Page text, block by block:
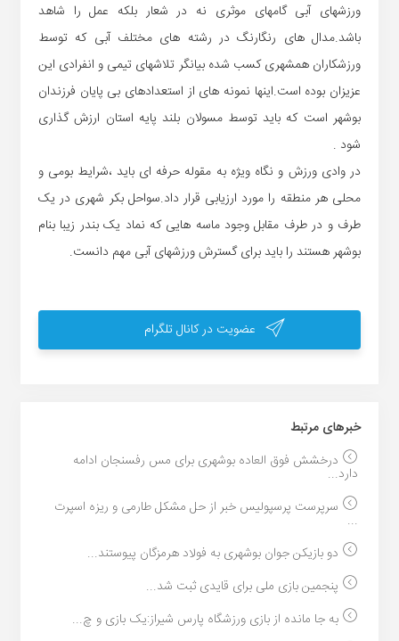
ورزشهای آبی گامهای موثری نه در شعار بلکه عمل را شاهد
باشد.مدال های رنگارنگ در رشته های مختلف آبی که توسط
ورزشکاران همشهری کسب شده بیانگر تلاشهای تیمی و انفرادی این
عزیزان بوده است.اینها نمونه های از استعدادهای بی پایان فرزندان
بوشهر است که باید توسط مسولان بلند پایه استان ارزش گذاری
شود .
در وادی ورزش و نگاه ویژه به مقوله حرفه ای باید ،شرایط بومی و
محلی هر منطقه را مورد ارزیابی قرار داد.سواحل بکر شهری در یک
طرف و در طرف مقابل وجود ماسه هایی که نماد یک بندر زیبا بنام
بوشهر هستند را باید برای گسترش ورزشهای آبی مهم دانست.
عضویت در کانال تلگرام
خبر‌های مرتبط
درخشش فوق العاده بوشهری برای مس رفسنجان ادامه
دارد...
سرپرست پرسپولیس خبر از حل مشکل طارمی و ریزه اسپرت
...
دو بازیکن جوان بوشهری به فولاد هرمزگان پیوستند...
پنجمین بازی ملی برای قایدی ثبت شد...
به جا مانده از بازی ورزشگاه پارس شیراز:یک بازی و چ...